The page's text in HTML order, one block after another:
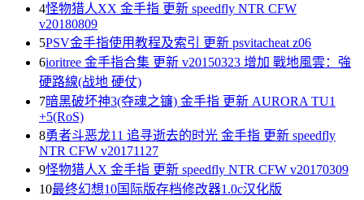
4怪物猎人XX 金手指 更新 speedfly NTR CFW
v20180809
5PSV金手指使用教程及索引 更新 psvitacheat z06
6ioritree 金手指合集 更新 v20150323 增加 戰地風雲：強
硬路線(战地 硬仗)
7暗黑破坏神3(夺魂之镰) 金手指 更新 AURORA TU1
+5(RoS)
8勇者斗恶龙11 追寻逝去的时光 金手指 更新 speedfly
NTR CFW v20171127
9怪物猎人X 金手指 更新 speedfly NTR CFW v20170309
10最终幻想10国际版存档修改器1.0c汉化版